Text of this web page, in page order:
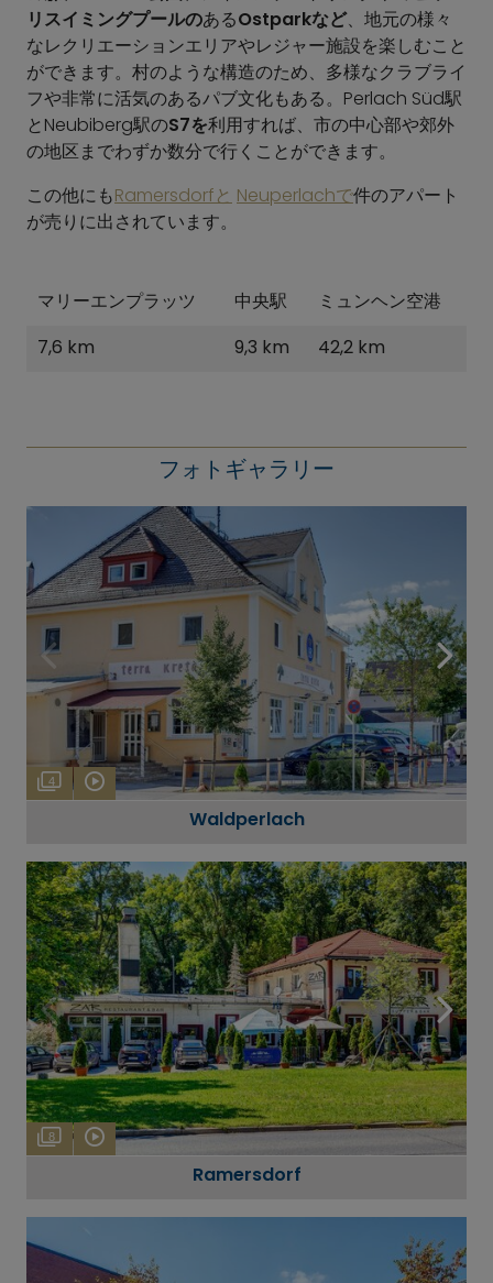
リスイミングプールのあるOstparkなど、地元の様々
なレクリエーションエリアやレジャー施設を楽しむこと
ができます。村のような構造のため、多様なクラブライ
フや非常に活気のあるパブ文化もある。Perlach Süd駅
とNeubiberg駅のS7を利用すれば、市の中心部や郊外
の地区までわずか数分で行くことができます。
この他にもRamersdorfと Neuperlachで件のアパート
が売りに出されています。
マリーエンプラッツ 中央駅
ミュンヘン空港
7,6 km
9,3 km 42,2 km
フォトギャラリー
4
Waldperlach
8
Ramersdorf